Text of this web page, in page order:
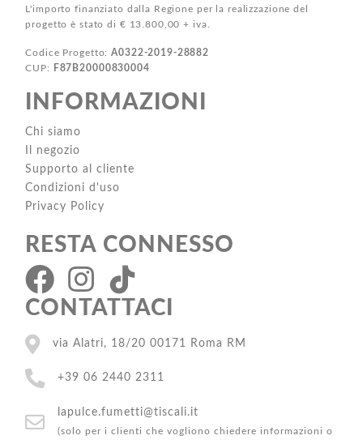
L'importo finanziato dalla Regione per la realizzazione del
progetto è stato di € 13.800,00 + iva.
Codice Progetto:A0322-2019-28882
CUP:
F87B20000830004
INFORMAZIONI
Chi siamo
Il negozio
Supporto al cliente
Condizioni d'uso
Privacy Policy
RESTA CONNESSO
CONTATTACI
via Alatri, 18/20 00171 Roma RM
+39 06 2440 2311
lapulce.fumetti@tiscali.it
(solo per i clienti che vogliono chiedere informazioni o